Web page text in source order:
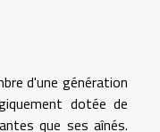
d'une génération
dotée de
que ses aînés.